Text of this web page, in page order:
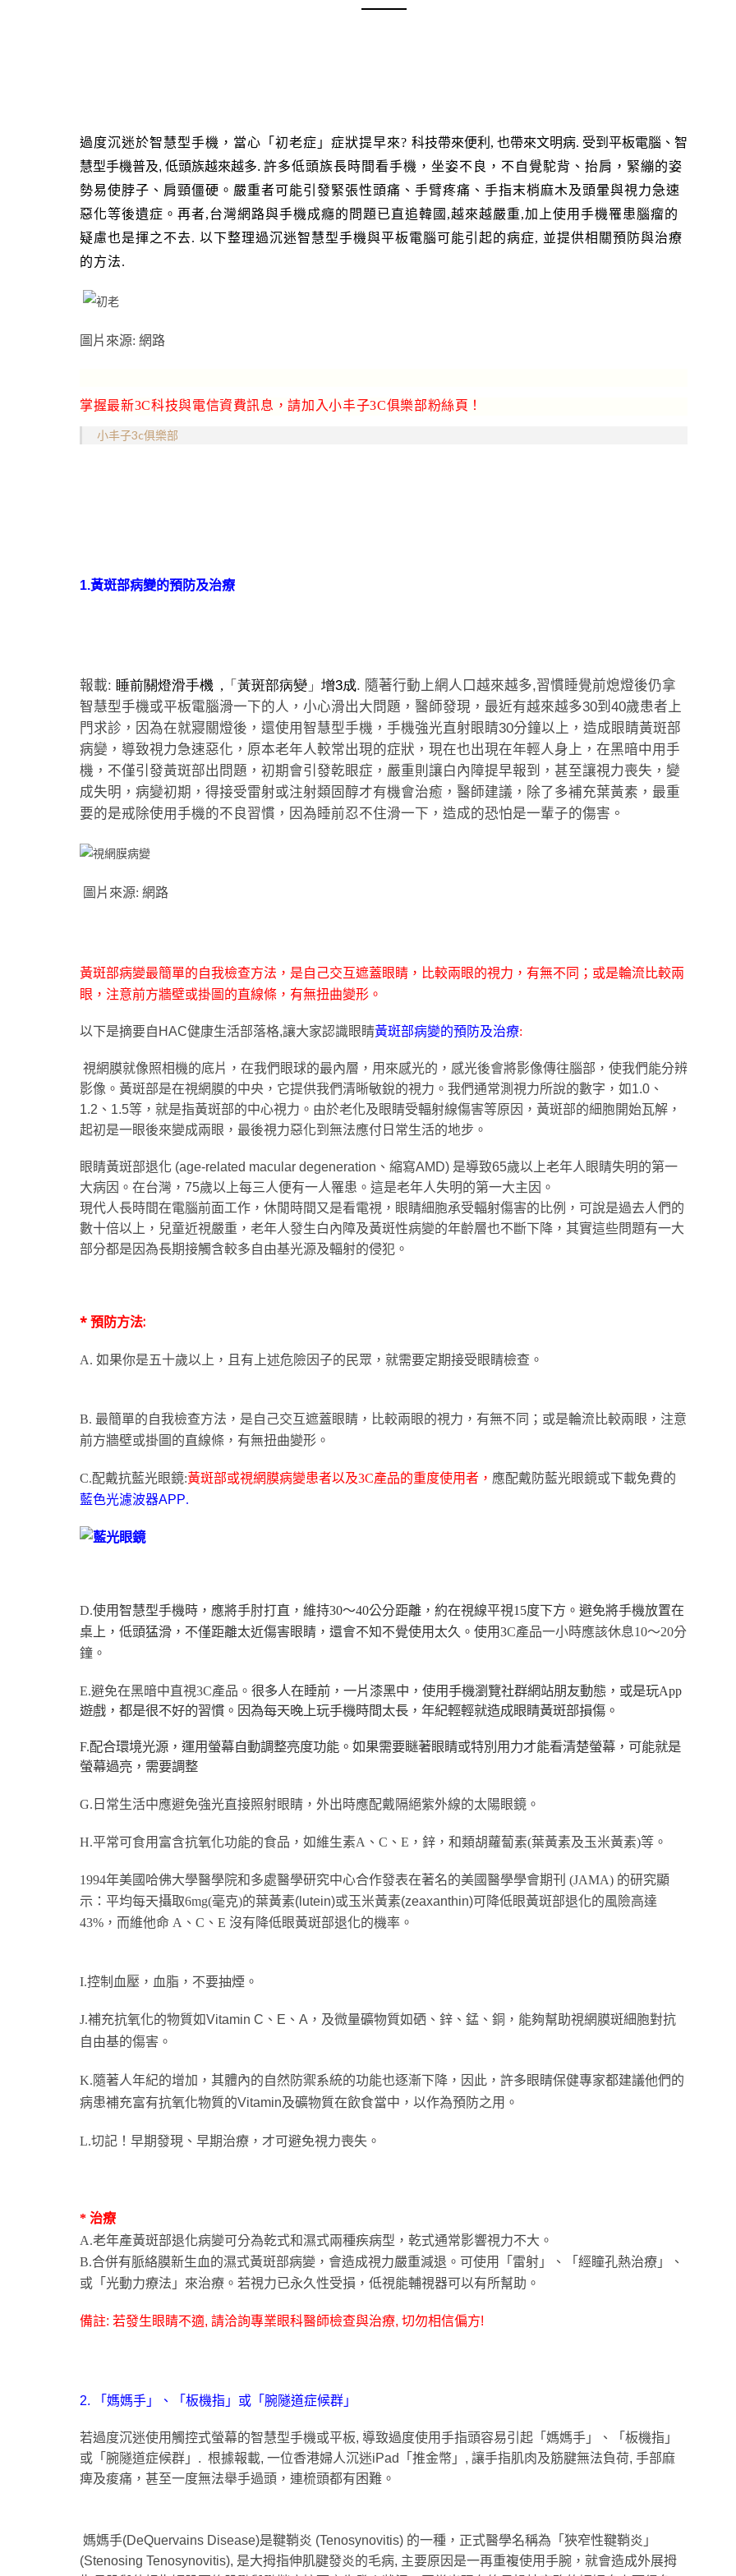
過度沉迷於智慧型手機，當心「初老症」症狀提早來? 科技帶來便利, 也帶來文明病. 受到平板電腦、智
慧型手機普及, 低頭族越來越多. 許多低頭族長時間看手機，坐姿不良，不自覺駝背、抬肩，緊繃的姿
勢易使脖子、肩頸僵硬。嚴重者可能引發緊張性頭痛、手臂疼痛、手指末梢麻木及頭暈與視力急速
惡化等後遺症。再者,台灣網路與手機成癮的問題已直追韓國,越來越嚴重,加上使用手機罹患腦瘤的
疑慮也是揮之不去. 以下整理過沉迷智慧型手機與平板電腦可能引起的病症, 並提供相關預防與治療
的方法.
圖片來源: 網路
掌握最新3C科技與電信資費訊息，請加入小丰子3C俱樂部粉絲頁！
小丰子3c俱樂部
1.黃斑部病變的預防及治療
報載: 睡前關燈滑手機 , 「黃斑部病變」增3成. 隨著行動上網人口越來越多,習慣睡覺前熄燈後仍拿
智慧型手機或平板電腦滑一下的人，小心滑出大問題，醫師發現，最近有越來越多30到 40歲患者上
門求診，因為在就寢關燈後，還使用智慧型手機，手機強光直射眼睛30分鐘以上，造成眼睛黃斑部
病變，導致視力急速惡化，原本老年人較常出現的症狀，現在也出現在年輕人身上，在黑暗中用手
機，不僅引發黃斑部出問題，初期會引發乾眼症，嚴重則讓白內障提早報到，甚至讓視力喪失，變
成失明，病變初期，得接受雷射或注射類固醇才有機會治癒，醫師建議，除了多補充葉黃素，最重
要的是戒除使用手機的不良習慣，因為睡前忍不住滑一下，造成的恐怕是一輩子的傷害。
圖片來源: 網路
黃斑部病變最簡單的自我檢查方法，是自己交互遮蓋眼睛，比較兩眼的視力，有無不同；或是輪流比較兩
眼，注意前方牆壁或掛圖的直線條，有無扭曲變形。
以下是摘要自 HAC健康生活部落格,讓大家認識眼睛黃斑部病變的預防及治療:
視網膜就像照相機的底片，在我們眼球的最內層，用來感光的，感光後會將影像傳往腦部，使我們能分辨
影像。黃斑部是在視網膜的中央，它提供我們清晰敏銳的視力。我們通常測視力所說的數字，如1.0 、
1.2 、 1.5等，就是指黃斑部的中心視力。由於老化及眼睛受輻射線傷害等原因，黃斑部的細胞開始瓦解，
起初是一眼後來變成兩眼，最後視力惡化到無法應付日常生活的地步。
眼睛黃斑部退化 (age-related macular degeneration 、縮寫AMD) 是導致65歲以上老年人眼睛失明的第一
大病因。在台灣， 75歲以上每三人便有一人罹患。這是老年人失明的第一大主因。
現代人長時間在電腦前面工作，休閒時間又是看電視，眼睛細胞承受輻射傷害的比例，可說是過去人們的
數十倍以上，兒童近視嚴重，老年人發生白內障及黃斑性病變的年齡層也不斷下降，其實這些問題有一大
部分都是因為長期接觸含較多自由基光源及輻射的侵犯。
* 預防方法:
A. 如果你是五十歲以上，且有上述危險因子的民眾，就需要定期接受眼睛檢查。
B. 最簡單的自我檢查方法，是自己交互遮蓋眼睛，比較兩眼的視力，有無不同；或是輪流比較兩眼，注意
前方牆壁或掛圖的直線條，有無扭曲變形。
C.配戴抗藍光眼鏡:黃斑部或視網膜病變患者以及3C產品的重度使用者， 應配戴防藍光眼鏡或下載免費的
藍色光濾波器APP.
D.使用智慧型手機時，應將手肘打直，維持30～40公分距離，約在視線平視15度下方。避免將手機放置在
桌上，低頭猛滑，不僅距離太近傷害眼睛，還會不知不覺使用太久。使用3C產品一小時應該休息10～20分
鐘 。
E.避免在黑暗中直視3C產品。 很多人在睡前，一片漆黑中，使用手機瀏覽社群網站朋友動態，或是玩App
遊戲，都是很不好的習慣。因為每天晚上玩手機時間太長，年紀輕輕就造成眼睛黃斑部損傷。
F.配合環境光源，運用螢幕自動調整亮度功能。 如果需要瞇著眼睛或特別用力才能看清楚螢幕，可能就是
螢幕過亮，需要調整
G.日常生活中應避免強光直接照射眼睛，外出時應配戴隔絕紫外線的太陽眼鏡。
H.平常可食用富含抗氧化功能的食品，如維生素A、C、E，鋅，和類胡蘿蔔素(葉黃素及玉米黃素)等。
1994年美國哈佛大學醫學院和多處醫學研究中心合作發表在著名的美國醫學學會期刊 (JAMA) 的研究顯
示：平均每天攝取6mg(毫克)的葉黃素(lutein)或玉米黃素(zeaxanthin)可降低眼黃斑部退化的風險高達
43%，而維他命 A、C、E 沒有降低眼黃斑部退化的機率。
I.控制血壓，血脂，不要抽煙。
J.補充抗氧化的物質如Vitamin C、E、A， 及微量礦物質如硒、鋅、錳、銅，能夠幫助視網膜斑細胞對抗
自由基的傷害。
K.隨著人年紀的增加，其體內的自然防禦系統的功能也逐漸下降，因此，許多眼睛保健專家都建議他們的
病患補充富有抗氧化物質的Vitamin及礦物質在飲食當中，以作為預防之用。
L.切記！早期發現、早期治療，才可避免視力喪失。
* 治療
A.老年產黃斑部退化病變可分為乾式和濕式兩種疾病型，乾式通常影響視力不大。
B.合併有脈絡膜新生血的濕式黃斑部病變，會造成視力嚴重減退。可使用「雷射」、「經瞳孔熱治療」、
或「光動力療法」來治療。若視力已永久性受損，低視能輔視器可以有所幫助。
備註: 若發生眼睛不適, 請洽詢專業眼科醫師檢查與治療, 切勿相信偏方!
2. 「媽媽手」、「板機指」或「腕隧道症候群」
若過度沉迷使用觸控式螢幕的智慧型手機或平板, 導致過度使用手指頭容易引起「媽媽手」、「板機指」
或「腕隧道症候群」 . 根據報載, 一位香港婦人沉迷iPad 「推金幣」 , 讓手指肌肉及筋腱無法負荷, 手部麻
痺及痠痛，甚至一度無法舉手過頭，連梳頭都有困難。
媽媽手(DeQuervains Disease)是鞬鞘炎 (Tenosynovitis) 的一種，正式醫學名稱為「狹窄性鞬鞘炎」
(Stenosing Tenosynovitis), 是大拇指伸肌腱發炎的毛病, 主要原因是一再重複使用手腕，就會造成外展拇